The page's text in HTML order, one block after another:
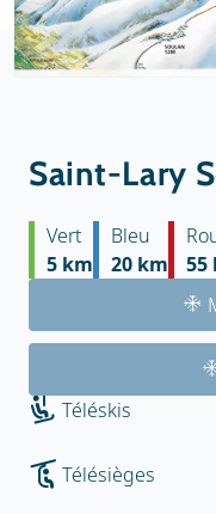
Saint-Lary
Vert
5 km
Bleu
20 km
55
Téléskis
Télésièges